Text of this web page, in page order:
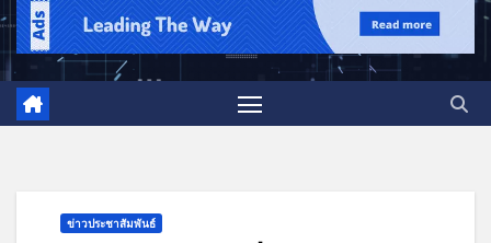
ข่าวประชาสัมพันธ์